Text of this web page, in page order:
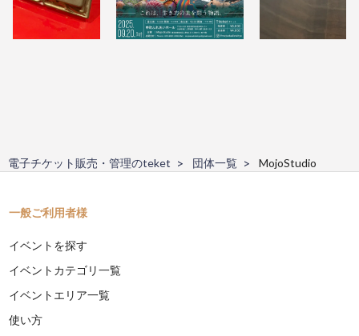
電子チケット販売・管理のteket 団体一覧 MojoStudio
一般ご利用者様
イベントを探す
イベントカテゴリ一覧
イベントエリア一覧
使い方